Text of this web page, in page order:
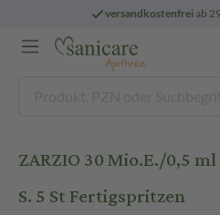
versandkostenfreiab
ZARZIO 30 Mio.E./0,5
S. 5 St Fertigspritzen